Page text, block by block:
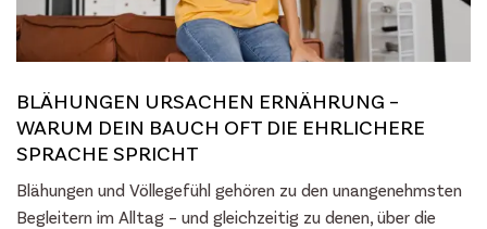
BLÄHUNGEN URSACHEN ERNÄHRUNG –
WARUM DEIN BAUCH OFT DIE EHRLICHERE
SPRACHE SPRICHT
Blähungen und Völlegefühl gehören zu den unangenehmsten
Begleitern im Alltag – und gleichzeitig zu denen, über die